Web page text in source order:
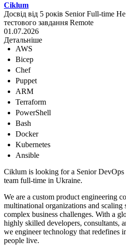
Ciklum
Досвід від 5 років Senior Full-time Не
тестового завдання Remote
01.07.2026
Детальніше
AWS
Bicep
Chef
Puppet
ARM
Terraform
PowerShell
Bash
Docker
Kubernetes
Ansible
Ciklum is looking for a Senior
team full-time in Ukraine.
We are a custom product engineering
multinational organizations and scaling
complex business challenges. With a
highly skilled developers, consultants,
we engineer technology that redefines
people live.